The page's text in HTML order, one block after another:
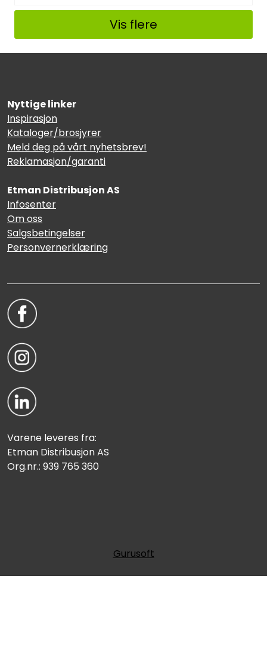
Vis flere
Nyttige linker
Inspirasjon
Kataloger/brosjyrer
Meld deg på vårt nyhetsbrev!
Reklamasjon/garanti
Etman Distribusjon AS
Infosenter
Om oss
Salgsbetingelser
Personvernerklæring
Varene leveres fra:
Etman Distribusjon AS
Org.nr.: 939 765 360
Gurusoft